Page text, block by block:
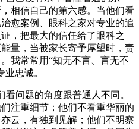
相信自己的第六感。当他们看
愈案例、眼科之家对专业的追
，把最大的信任给了眼科之
量，当被家长寄予厚望时，责
我常常用“知无不言、言无不
忠诚。
问题的角度跟普通人不同。
注重细节；他们不看重华丽的
云，有独到见解；他们不明察